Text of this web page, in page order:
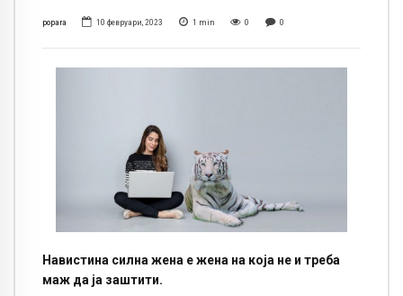
popara 10 февруари, 2023 1 min 0 0
Навистина силна жена е жена на која не и треба
маж да ја заштити.